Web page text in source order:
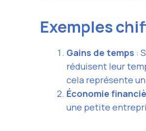
Exemples
Gains de temps :
réduisent leur
cela représente
Économie
une petite